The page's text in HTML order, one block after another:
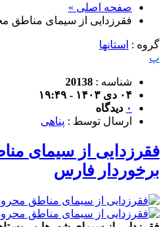
صفحه اصلی »
فقرزدایی از سیمای مناطق
گروه : استانها
پ
شناسه : 20138
۰۴ دی ۱۴۰۳ - ۱۹:۴۹
۰ دیدگاه
ارسال توسط : پناهی
فقرزدایی از سیمای
برخوردار فارس